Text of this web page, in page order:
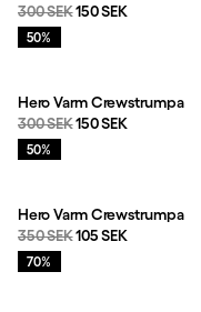
Originalpris:
300 SEKReapris:
150 SEK
Rea:
50%
Hero Varm Crewstrumpa
Originalpris:
300 SEKReapris:
150 SEK
Rea:
50%
Hero Varm Crewstrumpa
Originalpris:
350 SEKReapris:
105 SEK
Rea:
70%